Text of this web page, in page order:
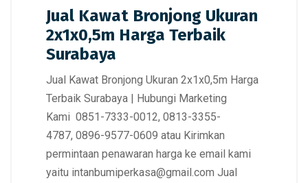
Jual Kawat Bronjong Ukuran
2x1x0,5m Harga Terbaik
Surabaya
Jual Kawat Bronjong Ukuran 2x1x0,5m Harga
Terbaik Surabaya | Hubungi Marketing
Kami 0851-7333-0012, 0813-3355-
4787, 0896-9577-0609 atau Kirimkan
permintaan penawaran harga ke email kami
yaitu intanbumiperkasa@gmail.com Jual